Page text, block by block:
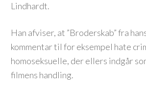
Lindhardt.
Han afviser, at ”Broderskab” fra
kommentar til for eksempel hate
homoseksuelle, der ellers indgår
filmens handling.